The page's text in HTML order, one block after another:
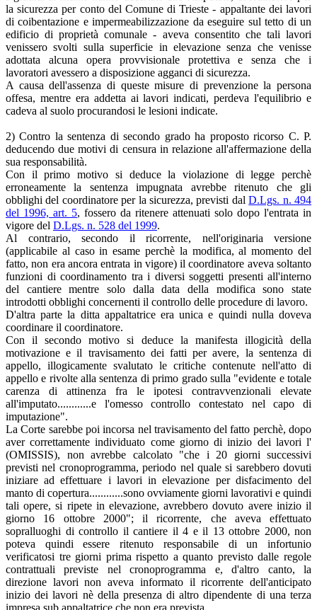
la sicurezza per conto del Comune di Trieste - appaltante dei lavori
di coibentazione e impermeabilizzazione da eseguire sul tetto di un
edificio di proprietà comunale - aveva consentito che tali lavori
venissero svolti sulla superficie in elevazione senza che venisse
adottata alcuna opera provvisionale protettiva e senza che i
lavoratori avessero a disposizione agganci di sicurezza.
A causa dell'assenza di queste misure di prevenzione la persona
offesa, mentre era addetta ai lavori indicati, perdeva l'equilibrio e
cadeva al suolo procurandosi le lesioni indicate.
2) Contro la sentenza di secondo grado ha proposto ricorso C. P.
deducendo due motivi di censura in relazione all'affermazione della
sua responsabilità.
Con il primo motivo si deduce la violazione di legge perchè
erroneamente la sentenza impugnata avrebbe ritenuto che gli
obblighi del coordinatore per la sicurezza, previsti dalD.Lgs. n. 494
del 1996, art. 5, fossero da ritenere attenuati solo dopo l'entrata in
vigore del D.Lgs. n. 528 del 1999.
Al contrario, secondo il ricorrente, nell'originaria versione
(applicabile al caso in esame perchè la modifica, al momento del
fatto, non era ancora entrata in vigore) il coordinatore aveva soltanto
funzioni di coordinamento tra i diversi soggetti presenti all'interno
del cantiere mentre solo dalla data della modifica sono state
introdotti obblighi concernenti il controllo delle procedure di lavoro.
D'altra parte la ditta appaltatrice era unica e quindi nulla doveva
coordinare il coordinatore.
Con il secondo motivo si deduce la manifesta illogicità della
motivazione e il travisamento dei fatti per avere, la sentenza di
appello, illogicamente svalutato le critiche contenute nell'atto di
appello e rivolte alla sentenza di primo grado sulla "evidente e totale
carenza di attinenza fra le ipotesi contravvenzionali elevate
all'imputato............e l'omesso controllo contestato nel capo di
imputazione".
La Corte sarebbe poi incorsa nel travisamento del fatto perchè, dopo
aver correttamente individuato come giorno di inizio dei lavori l'
(OMISSIS), non avrebbe calcolato "che i 20 giorni successivi
previsti nel cronoprogramma, periodo nel quale si sarebbero dovuti
iniziare ad effettuare i lavori in elevazione per disfacimento del
manto di copertura............sono ovviamente giorni lavorativi e quindi
tali opere, si ripete in elevazione, avrebbero dovuto avere inizio il
giorno 16 ottobre 2000"; il ricorrente, che aveva effettuato
sopralluoghi di controllo il cantiere il 4 e il 13 ottobre 2000, non
poteva quindi essere ritenuto responsabile di un infortunio
verificatosi tre giorni prima rispetto a quanto previsto dalle regole
contrattuali previste nel cronoprogramma e, d'altro canto, la
direzione lavori non aveva informato il ricorrente dell'anticipato
inizio dei lavori nè della presenza di altro dipendente di una terza
impresa sub appaltatrice che non era prevista.